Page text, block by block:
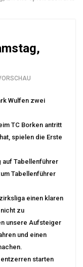
Wulfen zwei
TC Borken antritt
spielen die Erste
auf Tabellenführer
Tabellenführer
einen klaren
zu
unsere Aufsteiger
und einen
entzerren starten